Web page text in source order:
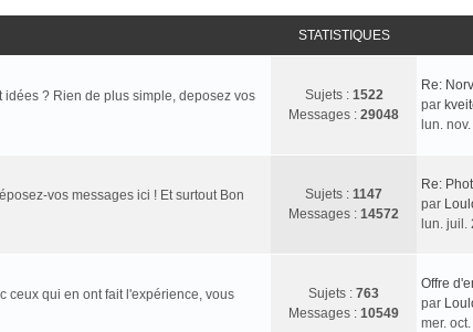
STATISTIQUES
? Rien de plus simple, deposez vos
Sujets : 1522
Messages : 29048
Re:
par
lun.
vos messages ici ! Et surtout Bon
Sujets : 1147
Messages : 14572
Re:
par
lun. juil.
ceux qui en ont fait l'expérience, vous
Sujets : 763
Messages : 10549
Offre
par
mer.